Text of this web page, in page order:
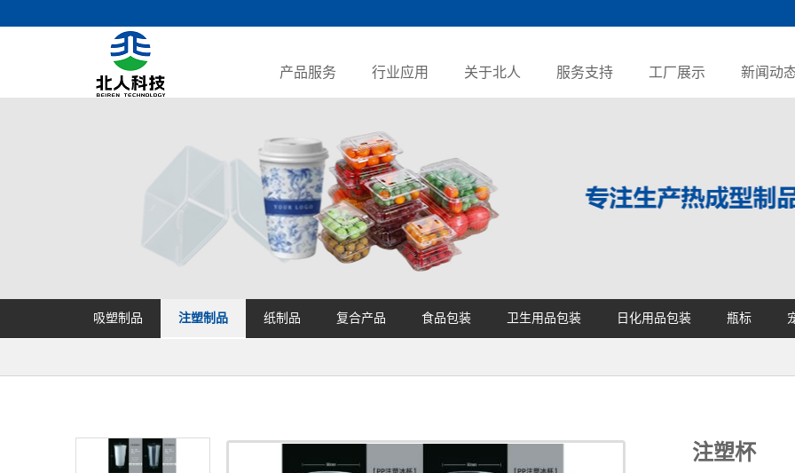
产品服务 行业应用 关于北人 服务支持 工厂展示 新闻动
吸塑制品 注塑制品 纸制品 复合产品 食品包装 卫生用品包装 日化用品包装 瓶标
注塑杯